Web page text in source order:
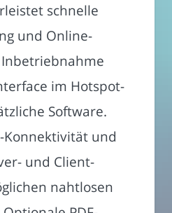
schnelle
und Online-
im Hotspot-
Software.
und
und Client-
nahtlosen